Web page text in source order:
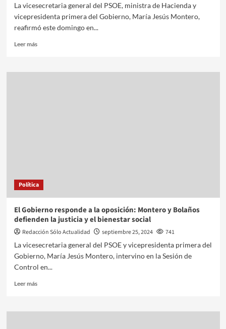
La vicesecretaria general del PSOE, ministra de Hacienda y
vicepresidenta primera del Gobierno, María Jesús Montero,
reafirmó este domingo en...
Leer más
Política
El Gobierno responde a la oposición: Montero y Bolaños
defienden la justicia y el bienestar social
Redacción Sólo Actualidad septiembre 25, 2024
741
La vicesecretaria general del PSOE y vicepresidenta primera del
Gobierno, María Jesús Montero, intervino en la Sesión de
Control en...
Leer más